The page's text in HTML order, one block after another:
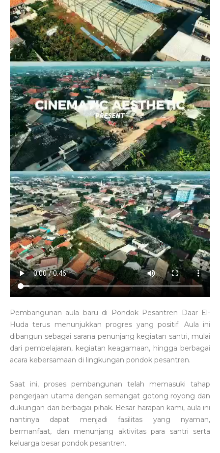
Pembangunan aula baru di
Pondok Pesantren Daar El-
Huda terus menunjukkan progres yang positif. Aula ini
dibangun sebagai sarana penunjang kegiatan santri, mulai
dari pembelajaran, kegiatan keagamaan, hingga berbagai
acara kebersamaan di lingkungan pondok pesantren.
Saat ini, proses pembangunan telah memasuki tahap
pengerjaan utama dengan semangat gotong royong dan
dukungan dari berbagai pihak. Besar harapan kami, aula ini
nantinya dapat menjadi fasilitas yang nyaman,
bermanfaat, dan menunjang aktivitas para santri serta
keluarga besar pondok pesantren.